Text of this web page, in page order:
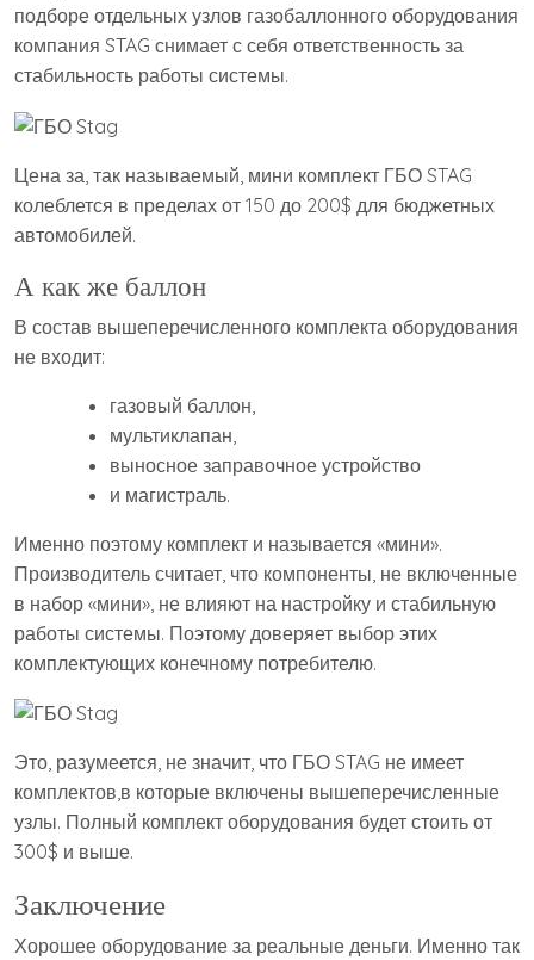
подборе отдельных узлов газобаллонного оборудования
компания STAG снимает с себя ответственность за
стабильность работы системы.
Цена за, так называемый, мини комплект ГБО STAG
колеблется в пределах от 150 до 200$ для бюджетных
автомобилей.
А как же баллон
В состав вышеперечисленного комплекта оборудования
не входит:
газовый баллон,
мультиклапан,
выносное заправочное устройство
и магистраль.
Именно поэтому комплект и называется «мини».
Производитель считает, что компоненты, не включенные
в набор «мини», не влияют на настройку и стабильную
работы системы. Поэтому доверяет выбор этих
комплектующих конечному потребителю.
Это, разумеется, не значит, что ГБО STAG не имеет
комплектов,в которые включены вышеперечисленные
узлы. Полный комплект оборудования будет стоить от
300$ и выше.
Заключение
Хорошее оборудование за реальные деньги. Именно так